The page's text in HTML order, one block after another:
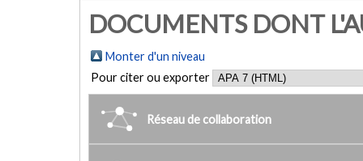
DOCUMENTS DONT
Monter d'un niveau
Pour citer ou exporter
Réseau de collaboration